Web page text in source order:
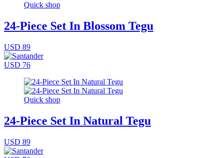
Quick shop
24-Piece Set In Blossom Tegu
USD 89
USD 76
Quick shop
24-Piece Set In Natural Tegu
USD 89